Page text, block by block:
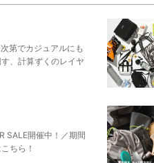
第でカジュアルにも
、計算ずくのレイヤ
SALE開催中！／期間
ちら！